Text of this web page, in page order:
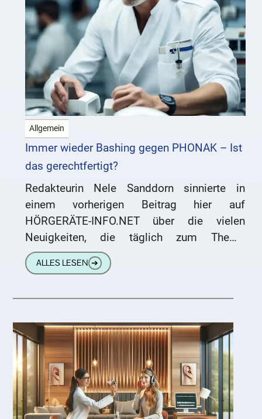
Allgemein
Immer wieder Bashing gegen PHONAK – Ist
das gerechtfertigt?
Redakteurin Nele Sanddorn sinnierte in
einem vorherigen Beitrag hier auf
HÖRGERÄTE-INFO.NET über die vielen
Neuigkeiten, die täglich zum Thema
Hörgeräte gemeldet werden. Sie kommt zu
dem Schluss, dass regelmäßig nicht
ALLES LESEN ➔